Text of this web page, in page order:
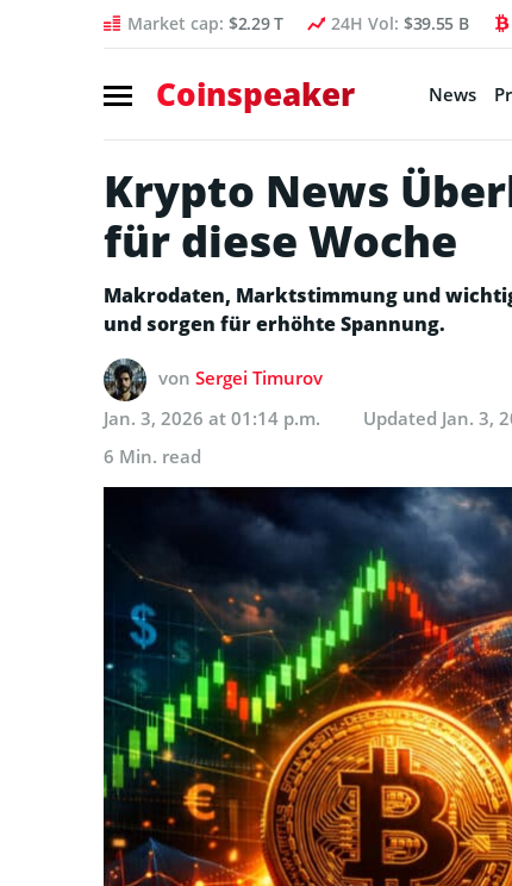
Market cap: $2.29 T 24H Vol: $39.55 B
Coinspeaker News
Krypto News
für diese Woche
Makrodaten, Marktstimmung und
und sorgen für erhöhte Spannung.
von Sergei Timurov
Jan. 3, 2026 at 01:14 p.m.
Updated Jan. 3,
6 Min. read